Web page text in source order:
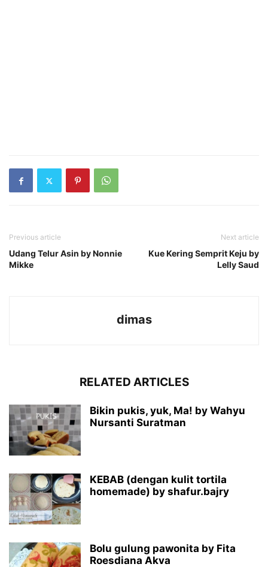
Previous article
Udang Telur Asin by Nonnie
Mikke
Next article
Kue Kering Semprit Keju by
Lelly Saud
dimas
RELATED ARTICLES
Bikin pukis, yuk, Ma! by Wahyu
Nursanti Suratman
KEBAB (dengan kulit tortila
homemade) by shafur.bajry
Bolu gulung pawonita by Fita
Roesdiana Akva